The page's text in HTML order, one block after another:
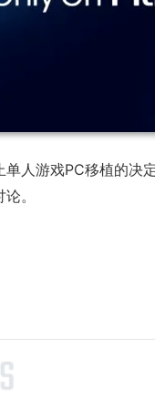
单人游戏PC移植的决
。